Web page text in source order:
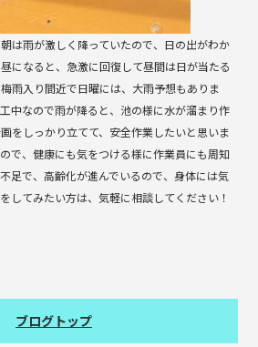
は雨が激しく降っていたので、日の出がわか
になると、急激に回復して昼間は日が当たる
雨入り間近で日曜には、大雨予想もありま
中なので雨が降ると、池の様に水が溜まり作
をしっかり立てて、安全作業したいと思いま
で、健康にも気をつける様に作業員にも周知
足で、高齢化が進んでいるので、身体には気
してみたい方は、気軽に相談してください！
ブログトップ